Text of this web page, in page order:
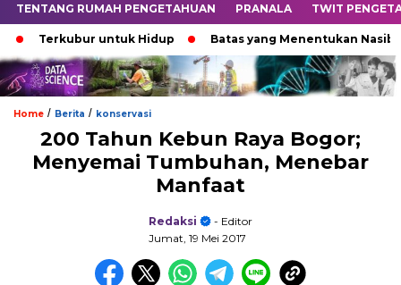
TENTANG RUMAH PENGETAHUAN PRANALA TWIT
Terkubur untuk Hidup Batas yang Menentukan Nasib
Home / Berita / konservasi
200 Tahun Kebun Raya Bogor;
Menyemai Tumbuhan, Menebar
Manfaat
Redaksi
- Editor
Jumat, 19 Mei 2017